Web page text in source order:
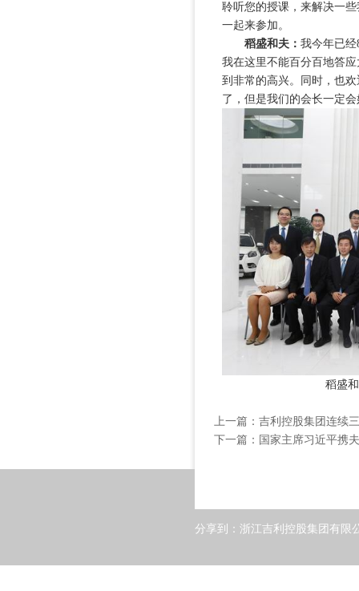
聆听您的授课，来解决一
一起来参加。
稻盛和夫： 我今年已
我在这里不能百分百地答
到非常的高兴。同时，也
了，但是我们的会长一定
稻盛
上一篇： 吉利控股集团连续
下一篇： 国家主席习近平携
分享到： 浙江吉利控股集团有限